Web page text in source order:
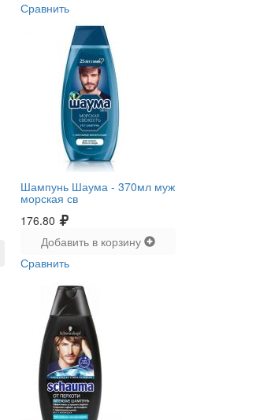
Сравнить
Шампунь Шаума - 370мл муж
морская св
176.80
Добавить в корзину
Сравнить